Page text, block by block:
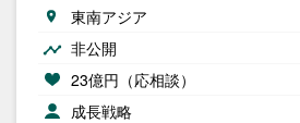
東南アジア
非公開
23億円（応相談）
成長戦略